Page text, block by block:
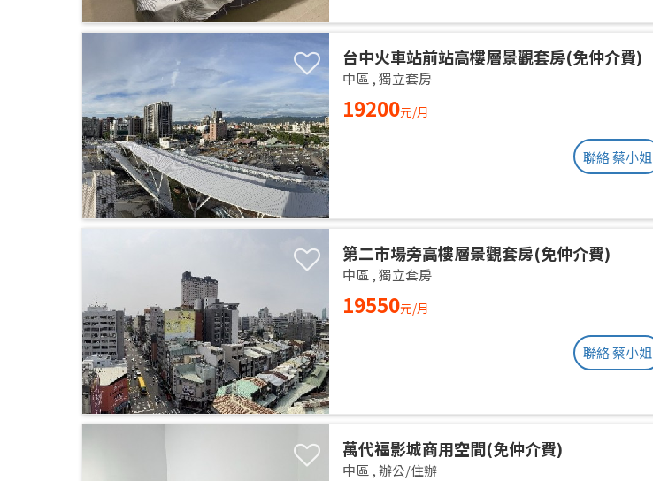
台中火車站前站高樓層景觀套房(免仲介費)
中區 ,獨立套房
19200元/月
聯絡 蔡小姐
第二市場旁高樓層景觀套房(免仲介費)
中區 ,獨立套房
19550元/月
聯絡 蔡小姐
萬代福影城商用空間(免仲介費)
中區 ,辦公/住辦